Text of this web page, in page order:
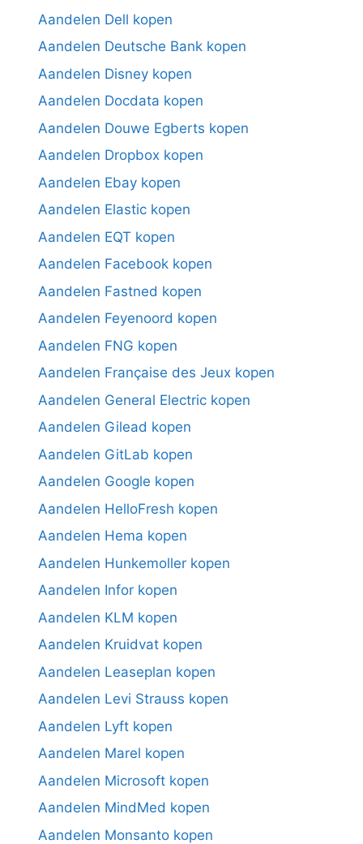
Aandelen Dell kopen
Aandelen Deutsche Bank kopen
Aandelen Disney kopen
Aandelen Docdata kopen
Aandelen Douwe Egberts kopen
Aandelen Dropbox kopen
Aandelen Ebay kopen
Aandelen Elastic kopen
Aandelen EQT kopen
Aandelen Facebook kopen
Aandelen Fastned kopen
Aandelen Feyenoord kopen
Aandelen FNG kopen
Aandelen Française des Jeux kopen
Aandelen General Electric kopen
Aandelen Gilead kopen
Aandelen GitLab kopen
Aandelen Google kopen
Aandelen HelloFresh kopen
Aandelen Hema kopen
Aandelen Hunkemoller kopen
Aandelen Infor kopen
Aandelen KLM kopen
Aandelen Kruidvat kopen
Aandelen Leaseplan kopen
Aandelen Levi Strauss kopen
Aandelen Lyft kopen
Aandelen Marel kopen
Aandelen Microsoft kopen
Aandelen MindMed kopen
Aandelen Monsanto kopen